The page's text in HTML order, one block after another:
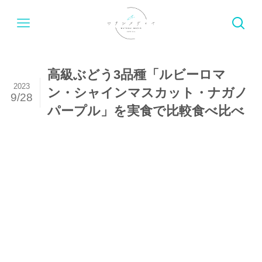
高級ぶどう3品種「ルビーロマ
ン・シャインマスカット・ナガノ
パープル」を実食で比較食べ比べ
2023
9/28